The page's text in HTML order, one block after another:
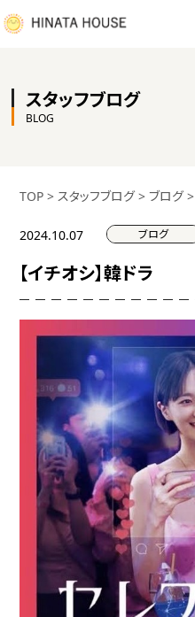
スタッフブログ
BLOG
TOP > スタッフブログ>ブログ>
2024.10.07 ブログ
【イチオシ】韓ドラ